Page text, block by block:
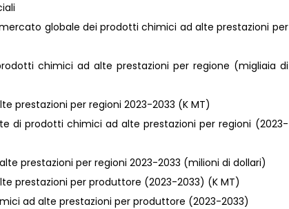
globale dei prodotti chimici ad alte prestazioni per
chimici ad alte prestazioni per regione (migliaia di
prestazioni per regioni 2023-2033 (K MT)
di prodotti chimici ad alte prestazioni per regioni (2023-
prestazioni per regioni 2023-2033 (milioni di dollari)
prestazioni per produttore (2023-2033) (K MT)
ad alte prestazioni per produttore (2023-2033)